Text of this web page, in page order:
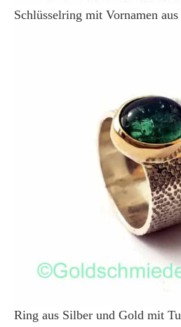
Schlüsselring mit Vornamen
Ring aus Silber und Gold mit